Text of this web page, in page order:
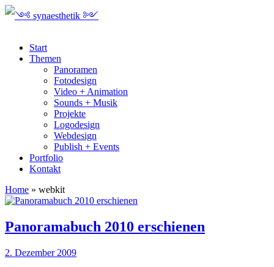
Start
Themen
Panoramen
Fotodesign
Video + Animation
Sounds + Musik
Projekte
Logodesign
Webdesign
Publish + Events
Portfolio
Kontakt
Home » webkit
Panoramabuch 2010 erschienen
2. Dezember 2009